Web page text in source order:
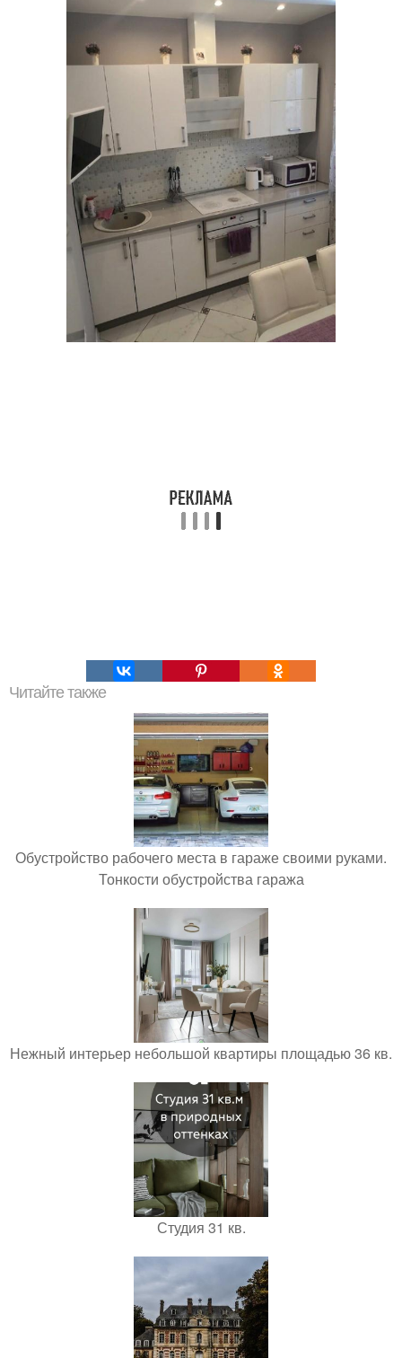
Читайте также
Обустройство рабочего места в гараже своими руками.
Тонкости обустройства гаража
Нежный интерьер небольшой квартиры площадью 36 кв.
Студия 31 кв.